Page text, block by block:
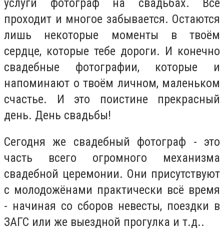
проходит и многое забывается. Остаются
лишь некоторые моменты в твоём
сердце, которые тебе дороги. И конечно
свадебные фотографии, которые и
напоминают о твоём личном, маленьком
счастье. И это поистине прекрасный
день. День свадьбы!
Сегодня же свадебный фотограф - это
часть всего огромного механизма
свадебной церемонии. Они присутствуют
с молодожёнами практически всё время
- начиная со сборов невесты, поездки в
ЗАГС или же выездной прогулка и т.д..